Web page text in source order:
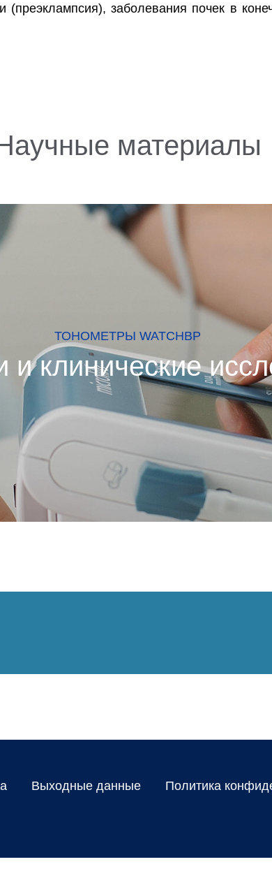
(преэклампсия), заболевания почек в
материалы
ТОНОМЕТРЫ WATCHBP
и клинические
Выходные данные Политика